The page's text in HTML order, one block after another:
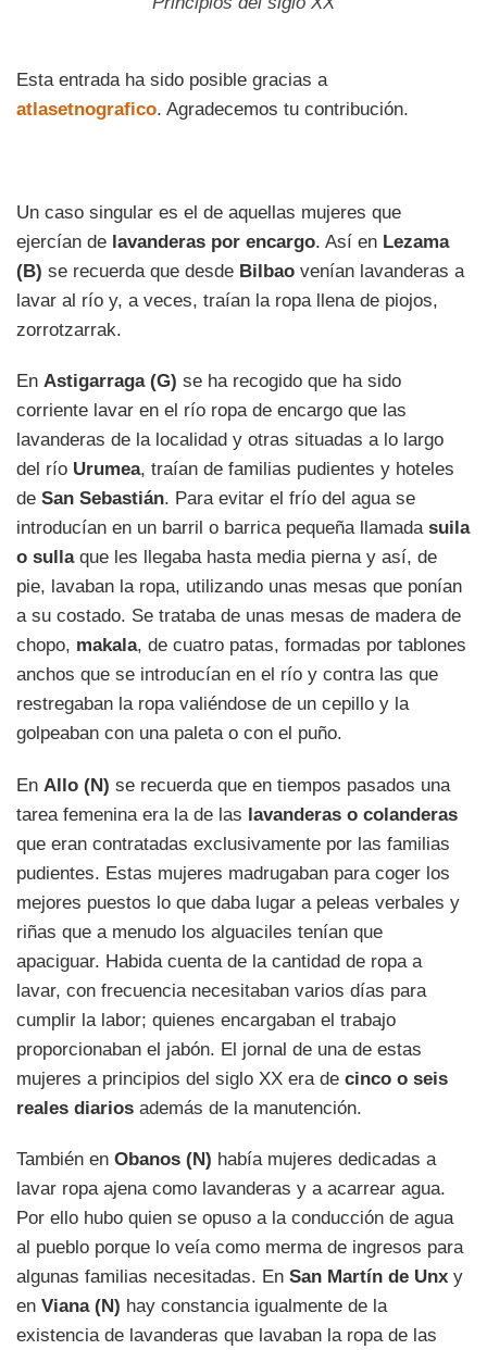
Esta entrada ha sido posible gracias a
atlasetnografico. Agradecemos tu contribución.
Un caso singular es el de aquellas mujeres que
ejercían de lavanderas por encargo. Así en Lezama
(B) se recuerda que desde Bilbao venían lavanderas a
lavar al río y, a veces, traían la ropa llena de piojos,
zorrotzarrak.
En Astigarraga (G) se ha recogido que ha sido
corriente lavar en el río ropa de encargo que las
lavanderas de la localidad y otras situadas a lo largo
del río Urumea, traían de familias pudientes y hoteles
de San Sebastián. Para evitar el frío del agua se
introducían en un barril o barrica pequeña llamada suila
o sullaque les llegaba hasta media pierna y así, de
pie, lavaban la ropa, utilizando unas mesas que ponían
a su costado. Se trataba de unas mesas de madera de
chopo, makala, de cuatro patas, formadas por tablones
anchos que se introducían en el río y contra las que
restregaban la ropa valiéndose de un cepillo y la
golpeaban con una paleta o con el puño.
En Allo (N) se recuerda que en tiempos pasados una
tarea femenina era la de las lavanderas o colanderas
que eran contratadas exclusivamente por las familias
pudientes. Estas mujeres madrugaban para coger los
mejores puestos lo que daba lugar a peleas verbales y
riñas que a menudo los alguaciles tenían que
apaciguar. Habida cuenta de la cantidad de ropa a
lavar, con frecuencia necesitaban varios días para
cumplir la labor; quienes encargaban el trabajo
proporcionaban el jabón. El jornal de una de estas
mujeres a principios del siglo XX era de cinco o seis
reales diarios además de la manutención.
También en Obanos (N) había mujeres dedicadas a
lavar ropa ajena como lavanderas y a acarrear agua.
Por ello hubo quien se opuso a la conducción de agua
al pueblo porque lo veía como merma de ingresos para
algunas familias necesitadas. En San Martín de Unx y
en Viana (N) hay constancia igualmente de la
existencia de lavanderas que lavaban la ropa de las